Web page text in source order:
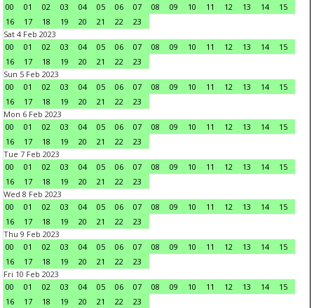
00
01 02 03 04 05 06 07 08 09 10 11 12 13 14
15
16
17 18 19 20 21 22
23
Sat 4 Feb 2023
00
01 02 03 04 05 06 07 08 09 10 11 12 13 14
15
16
17 18 19 20 21 22
23
Sun 5 Feb 2023
00
01 02 03 04 05 06 07 08 09 10 11 12 13 14
15
16
17 18 19 20 21 22
23
Mon 6 Feb 2023
00
01 02 03 04 05 06 07 08 09 10 11 12 13 14
15
16
17 18 19 20 21 22
23
Tue 7 Feb 2023
00
01 02 03 04 05 06 07 08 09 10 11 12 13 14
15
16
17 18 19 20 21 22
23
Wed 8 Feb 2023
00
01 02 03 04 05 06 07 08 09 10 11 12 13 14
15
16
17 18 19 20 21 22
23
Thu 9 Feb 2023
00
01 02 03 04 05 06 07 08 09 10 11 12 13 14
15
16
17 18 19 20 21 22
23
Fri 10 Feb 2023
00
01 02 03 04 05 06 07 08 09 10 11 12 13 14
15
16
17 18 19 20 21 22
23